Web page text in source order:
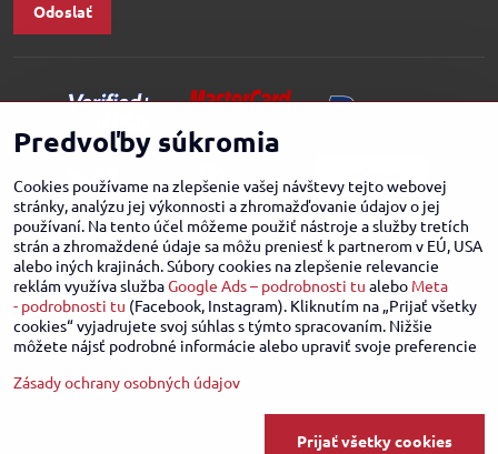
Odoslať
Copyright
Zásady ochrany osobných údajov
Predvoľby súkromia
Cookies používame na zlepšenie vašej návštevy tejto webovej
stránky, analýzu jej výkonnosti a zhromažďovanie údajov o jej
používaní. Na tento účel môžeme použiť nástroje a služby tretích
strán a zhromaždené údaje sa môžu preniesť k partnerom v EÚ, USA
alebo iných krajinách. Súbory cookies na zlepšenie relevancie
reklám využíva službaGoogle Ads – podrobnosti tu alebo Meta
- podrobnosti tu (Facebook, Instagram). Kliknutím na „Prijať všetky
cookies“ vyjadrujete svoj súhlas s týmto spracovaním. Nižšie
môžete nájsť podrobné informácie alebo upraviť svoje preferencie
Zásady ochrany osobných údajov
Prijať všetky cookies